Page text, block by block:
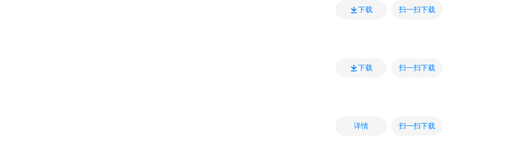
下载 扫一扫下载
下载 扫一扫下载
详情 扫一扫下载